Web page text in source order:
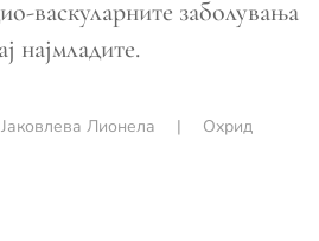
васкуларните заболувања
најмладите.
Јаковлева Лионела | Охрид